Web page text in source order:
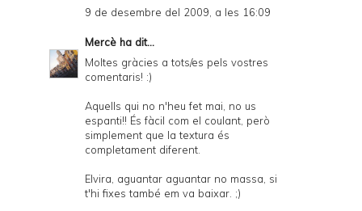
9 de desembre del 2009, a les 16:09
Mercè ha dit...
Moltes gràcies a tots/es pels vostres
comentaris! :)
Aquells qui no n'heu fet mai, no us
espanti!! És fàcil com el coulant, però
simplement que la textura és
completament diferent.
Elvira, aguantar aguantar no massa, si
t'hi fixes també em va baixar. ;)